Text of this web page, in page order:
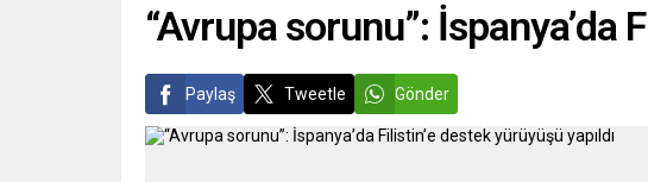
“Avrupa sorunu”: İspanya’da
Paylaş Tweetle Gönder